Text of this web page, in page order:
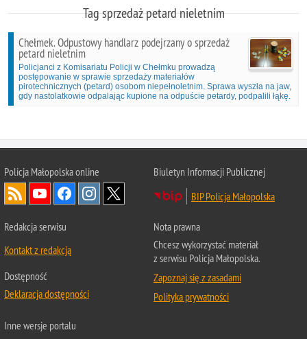
Tag sprzedaż petard nieletnim
Chełmek. Odpustowy handlarz podejrzany o sprzedaż
petard nieletnim
Policjanci z Komisariatu Policji w Chełmku prowadzą
postępowanie w sprawie sprzedaży materiałów
pirotechnicznych (petard) osobom niepełnoletnim. Sprawa wyszła na jaw,
gdy nastolatkowie odpalając kupione na odpuście petardy, podpalili łąkę.
Policja Małopolska online
Biuletyn Informacji Publicznej
BIP Policja Małopolska
Redakcja serwisu
Kontakt z redakcją
Dostępność
Deklaracja dostępności
Nota prawna
Chcesz wykorzystać materiał
z serwisu Policja Małopolska.
Zapoznaj się z zasadami
Polityka prywatności
Inne wersje portalu